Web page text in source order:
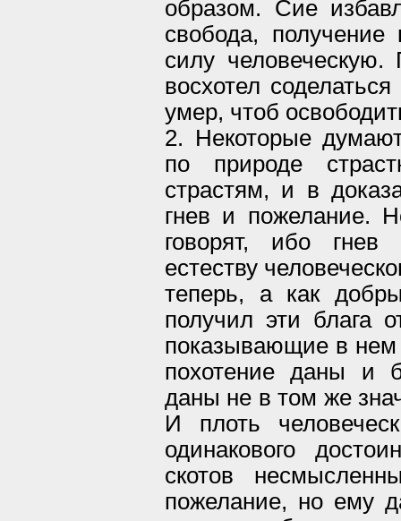
образом. Сие
свобода, получение
силу
восхотел
умер, чтоб
2. Некоторые
по природе
страстям, и в
гнев и пожелание.
говорят, ибо
естеству
теперь, а как
получил эти блага
показывающие в нем
похотение даны и
даны не в том же
И плоть
одинакового
скотов
пожелание, но ему